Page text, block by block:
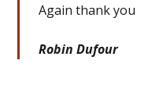
Again thank you
Robin Dufour